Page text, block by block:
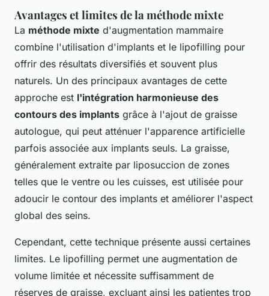
Avantages et limites de la méthode mixte
La méthode mixte d'augmentation mammaire
combine l'utilisation d'implants et le lipofilling pour
offrir des résultats diversifiés et souvent plus
naturels. Un des principaux avantages de cette
approche est l'intégration harmonieuse des
contours des implants grâce à l'ajout de graisse
autologue, qui peut atténuer l'apparence artificielle
parfois associée aux implants seuls. La graisse,
généralement extraite par liposuccion de zones
telles que le ventre ou les cuisses, est utilisée pour
adoucir le contour des implants et améliorer l'aspect
global des seins.
Cependant, cette technique présente aussi certaines
limites. Le lipofilling permet une augmentation de
volume limitée et nécessite suffisamment de
réserves de graisse, excluant ainsi les patientes trop